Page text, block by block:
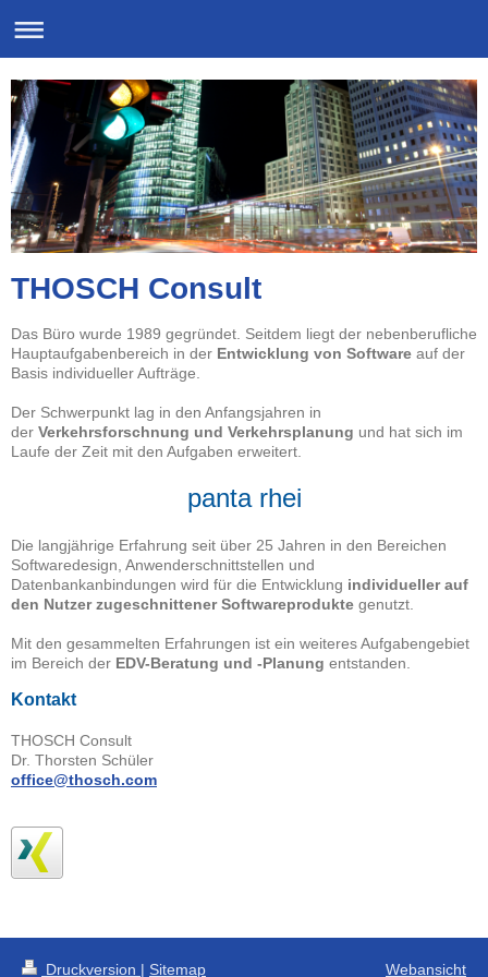
THOSCH Consult
Das Büro wurde 1989 gegründet. Seitdem liegt der nebenberufliche
Hauptaufgabenbereich in der Entwicklung von Software auf der
Basis individueller Aufträge.
Der Schwerpunkt lag in den Anfangsjahren in
der Verkehrsforschnung und Verkehrsplanung und hat sich im
Laufe der Zeit mit den Aufgaben erweitert.
panta rhei
Die langjährige Erfahrung seit über 25 Jahren in den Bereichen
Softwaredesign, Anwenderschnittstellen und
Datenbankanbindungen wird für die Entwicklung individueller auf
den Nutzer zugeschnittener Softwareprodukte genutzt.
Mit den gesammelten Erfahrungen ist ein weiteres Aufgabengebiet
im Bereich der EDV-Beratung und -Planung entstanden.
Kontakt
THOSCH Consult
Dr. Thorsten Schüler
office@thosch.com
Druckversion | Sitemap Webansicht